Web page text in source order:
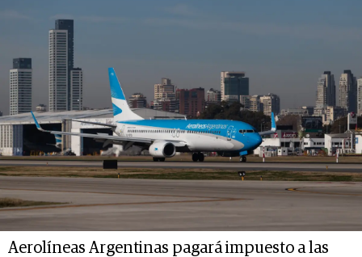
Aerolíneas Argentinas pagará impuesto a las